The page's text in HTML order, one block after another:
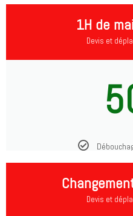
1H de
Devis et
Devis et